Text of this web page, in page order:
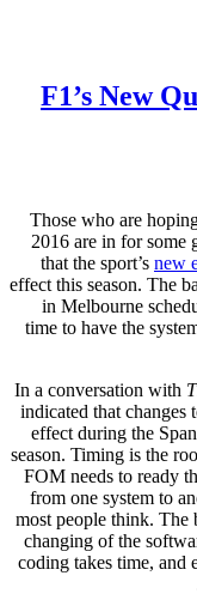
F1’s New
Those who are
2016 are in for some
that the sport’s new
effect this season. The
in Melbourne
time to have the
In a conversation with
indicated that
effect during the
season. Timing is the
FOM needs to ready
from one system to
most people think. The
changing of the
coding takes time, and